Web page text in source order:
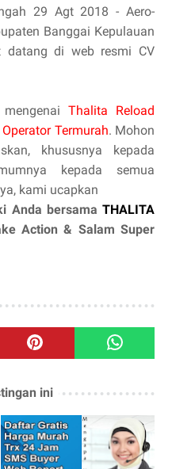
29 Agt 2018 - Aero-
Banggai Kepulauan
datang di web resmi CV
Thalita Reload
Termurah. Mohon
khususnya kepada
kepada semua
kami ucapkan
Anda bersama THALITA
Action & Salam Super
ini